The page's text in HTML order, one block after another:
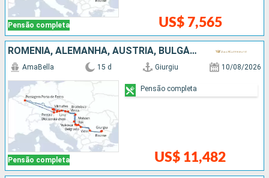
Pensão completa US$ 7,565
ROMÊNIA, ALEMANHA, AUSTRIA, BULGÁRIA, SÉRVIA, CROÁCIA, ESLOVÁQUIA, HUNGRIA
Pensão completa
AmaBella 15 d Giurgiu 10/08/2026
US$ 11,482
Pensão completa